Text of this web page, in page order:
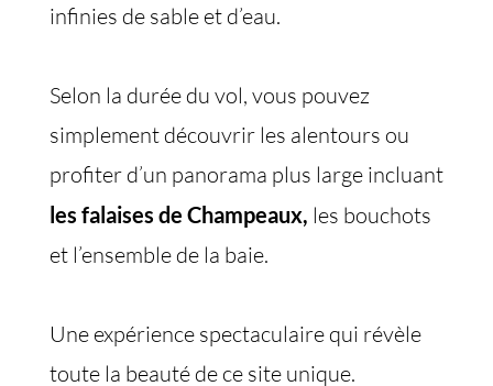
infinies de sable et d’eau.
Selon la durée du vol, vous pouvez
simplement découvrir les alentours ou
profiter d’un panorama plus large incluant
les falaises de Champeaux, les bouchots
et l’ensemble de la baie.
Une expérience spectaculaire qui révèle
toute la beauté de ce site unique.